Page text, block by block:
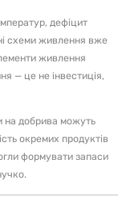
дефіцит
схеми живлення вже
живлення
— це не інвестиція,
на добрива можуть
окремих продуктів
формувати запаси